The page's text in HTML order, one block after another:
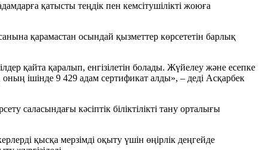
қатысты теңдік пен кемсітушілікті жоюға
қарамастан осындай қызметтер көрсететін барлық
қайта қаралып, енгізілетін болады. Жүйелеу және есепке
ішінде 9 429 адам сертификат алды», – деді Асқарбек
саласындағы кәсіптік біліктілікті тану орталығы
қысқа мерзімді оқыту үшін өңірлік деңгейде